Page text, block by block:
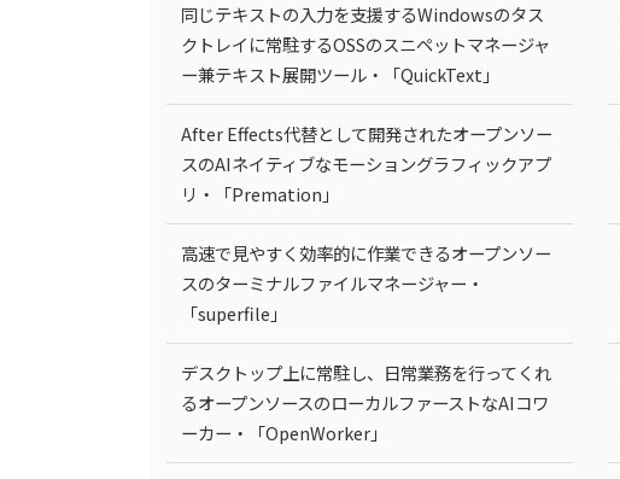
同じテキストの入力を支援するWindowsのタス
クトレイに常駐するOSSのスニペットマネージャ
ー兼テキスト展開ツール・「QuickText」
After Effects代替として開発されたオープンソー
スのAIネイティブなモーショングラフィックアプ
リ・「Premation」
高速で見やすく効率的に作業できるオープンソー
スのターミナルファイルマネージャー・
「superfile」
デスクトップ上に常駐し、日常業務を行ってくれ
るオープンソースのローカルファーストなAIコワ
ーカー・「OpenWorker」